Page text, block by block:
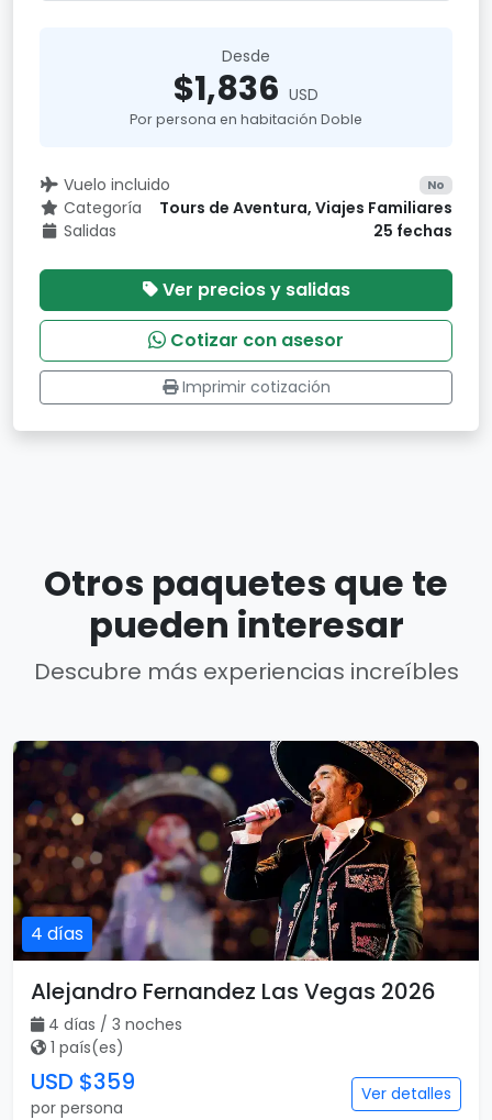
Desde
$1,836 USD
Por persona en habitación Doble
Vuelo incluido No
Categoría
Tours de Aventura, Viajes Familiares
Salidas
25 fechas
Ver precios y salidas
Cotizar con asesor
Imprimir cotización
Otros paquetes que te
pueden interesar
Descubre más experiencias increíbles
4 días
Alejandro Fernandez Las Vegas 2026
4 días / 3 noches
1 país(es)
USD $359
por persona
Ver detalles